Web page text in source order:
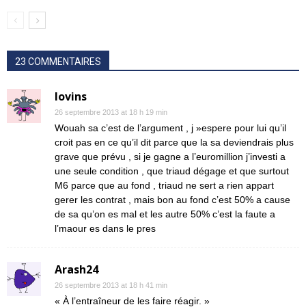
23 COMMENTAIRES
lovins
26 septembre 2013 at 18 h 19 min
Wouah sa c’est de l’argument , j »espere pour lui qu’il
croit pas en ce qu’il dit parce que la sa deviendrais plus
grave que prévu , si je gagne a l’euromillion j’investi a
une seule condition , que triaud dégage et que surtout
M6 parce que au fond , triaud ne sert a rien appart
gerer les contrat , mais bon au fond c’est 50% a cause
de sa qu’on es mal et les autre 50% c’est la faute a
l’maour es dans le pres
Arash24
26 septembre 2013 at 18 h 41 min
« À l’entraîneur de les faire réagir. »